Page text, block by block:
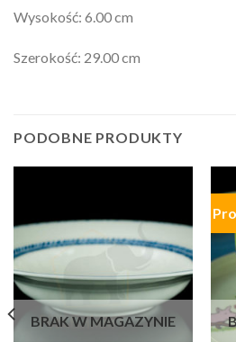
Wysokość: 6.00 cm
Szerokość: 29.00 cm
PODOBNE PRODUKTY
BRAK W MAGAZYNIE